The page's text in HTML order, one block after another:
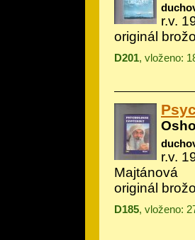
r.v.
originál
D201, vloženo:
Osho
r.v.
Majtánová
originál
D185, vloženo: